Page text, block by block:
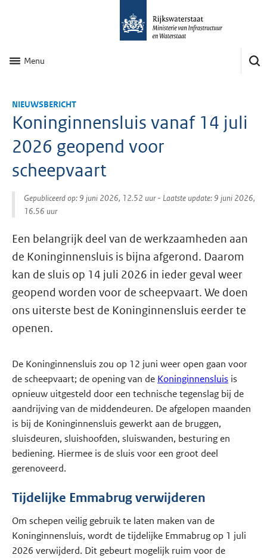
Menu
NIEUWSBERICHT
Koninginnensluis vanaf 14 juli
2026 geopend voor
scheepvaart
Gepubliceerd op: 9 juni 2026, 12.52 uur- Laatste update: 9 juni 2026,
16.56 uur
Een belangrijk deel van de werkzaamheden aan
de Koninginnensluis is bijna afgerond. Daarom
kan de sluis op 14 juli 2026 in ieder geval weer
geopend worden voor de scheepvaart. We doen
ons uiterste best de Koninginnensluis eerder te
openen.
De Koninginnensluis zou op 12 juni weer open gaan voor
de scheepvaart; de opening van de Koninginnensluis is
opnieuw uitgesteld door een technische tegenslag bij de
aandrijving van de middendeuren. De afgelopen maanden
is bij de Koninginnensluis gewerkt aan de bruggen,
sluisdeuren, sluishoofden, sluiswanden, besturing en
bediening. Hiermee is de sluis voor een groot deel
gerenoveerd.
Tijdelijke Emmabrug verwijderen
Om schepen veilig gebruik te laten maken van de
Koninginnensluis, wordt de tijdelijke Emmabrug op 1 juli
2026 verwijderd. Dit gebeurt mogelijk ruim voor de